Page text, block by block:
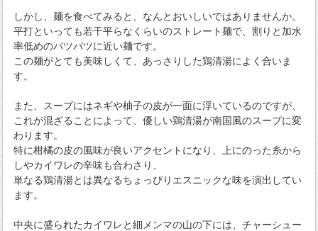
しかし、麺を食べてみると、なんとおいしいではありませんか。
平打といっても若干平らなくらいのストレート麺で、割りと加水
率低めのパツパツに近い麺です。
この麺がとても美味しくて、あっさりした鶏清湯によく合いま
す。
また、スープにはネギや柚子の皮が一面に浮いているのですが、
これが混ざることによって、優しい鶏清湯が南国風のスープに変
わります。
特に柑橘の皮の風味が良いアクセントになり、上にのった糸から
しやカイワレの辛味も合わさり、
単なる鶏清湯とは異なるちょっぴりエスニックな味を演出してい
ます。
中央に盛られたカイワレと細メンマの山の下には、チャーシュー